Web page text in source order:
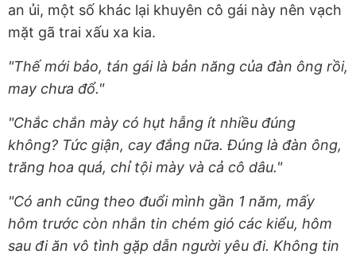
an ủi, một số khác lại khuyên cô gái này nên vạch
mặt gã trai xấu xa kia.
"Thế mới bảo, tán gái là bản năng của đàn ông rồi,
may chưa đổ."
"Chắc chắn mày có hụt hẫng ít nhiều đúng
không? Tức giận, cay đắng nữa. Đúng là đàn ông,
trăng hoa quá, chỉ tội mày và cả cô dâu."
"Có anh cũng theo đuổi mình gần 1 năm, mấy
hôm trước còn nhắn tin chém gió các kiểu, hôm
sau đi ăn vô tình gặp dẫn người yêu đi. Không tin